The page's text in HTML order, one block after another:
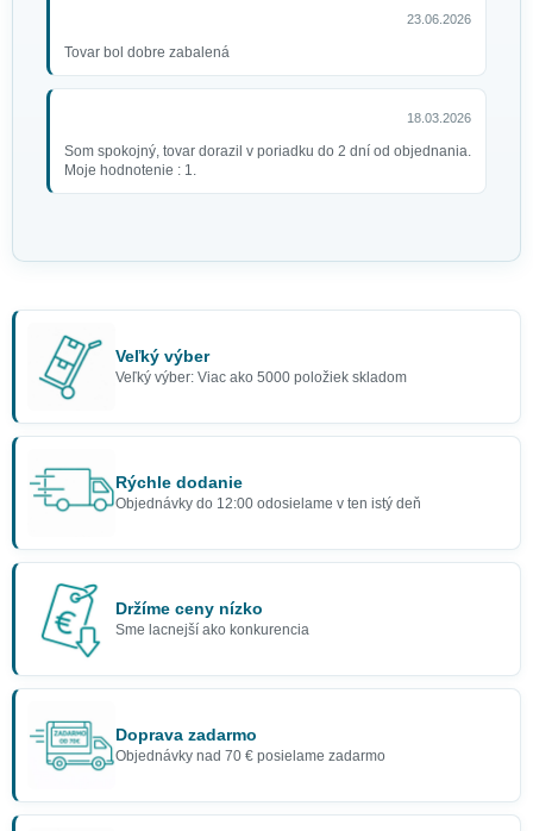
23.06.2026
Tovar bol dobre zabalená
18.03.2026
Som spokojný, tovar dorazil v poriadku do 2 dní od objednania.
Moje hodnotenie : 1.
Veľký výber
Veľký výber: Viac ako 5000 položiek skladom
Rýchle dodanie
Objednávky do 12:00 odosielame v ten istý deň
Držíme ceny nízko
Sme lacnejší ako konkurencia
Doprava zadarmo
Objednávky nad 70 € posielame zadarmo